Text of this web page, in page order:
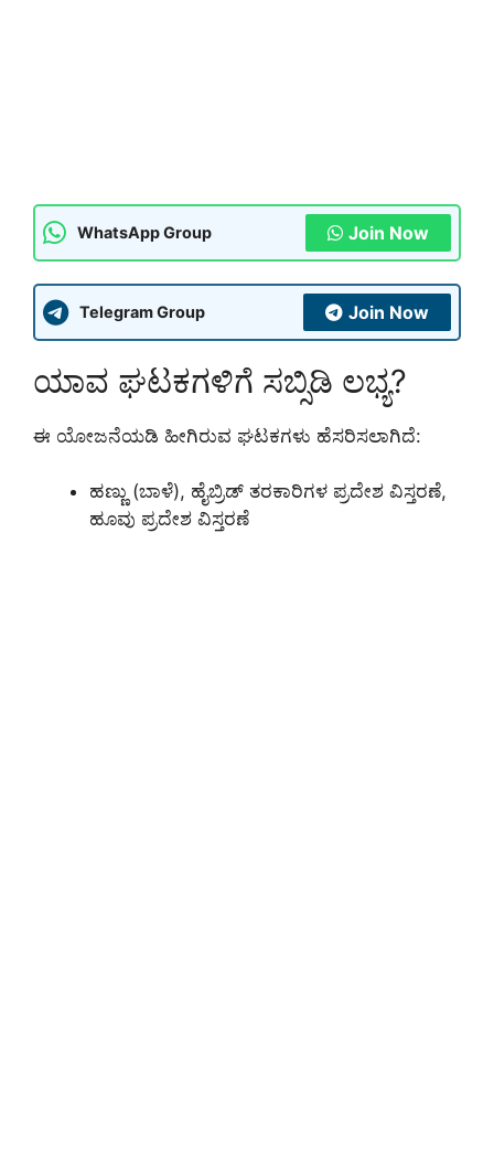
WhatsApp Group Join Now
Telegram Group Join Now
ಯಾವ ಘಟಕಗಳಿಗೆ ಸಬ್ಸಿಡಿ ಲಭ್ಯ?
ಈ ಯೋಜನೆಯಡಿ ಹೀಗಿರುವ ಘಟಕಗಳು ಹೆಸರಿಸಲಾಗಿದೆ:
ಹಣ್ಣು (ಬಾಳೆ), ಹೈಬ್ರಿಡ್ ತರಕಾರಿಗಳ ಪ್ರದೇಶ ವಿಸ್ತರಣೆ,
ಹೂವು ಪ್ರದೇಶ ವಿಸ್ತರಣೆ